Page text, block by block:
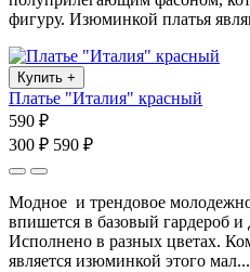
фигуру. Изюминкой платья
Купить +
Платье "Италия" красный
590 ₽
300 ₽ 590 ₽
Модное и трендовое
впишется в базовый гардероб
Исполнено в разных цветах.
является изюминкой этого мал...